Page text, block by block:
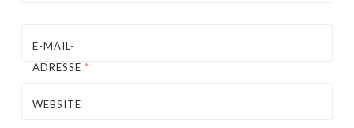
E-MAIL-
ADRESSE *
WEBSITE